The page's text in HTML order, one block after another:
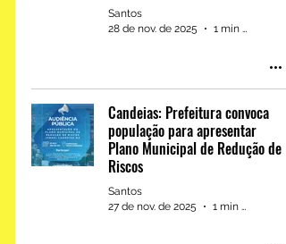
Santos
28 de nov. de 2025
1 min de leitura
Candeias: Prefeitura convoca
população para apresentar
Plano Municipal de Redução de
Riscos
Santos
27 de nov. de 2025
1 min de leitura